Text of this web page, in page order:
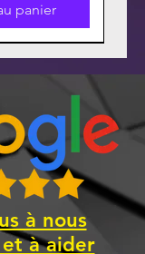
panier
à nous
à aider